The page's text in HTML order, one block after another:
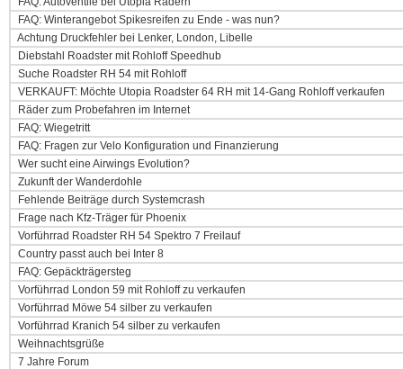
FAQ: Winterangebot Spikesreifen zu Ende - was nun?
Achtung Druckfehler bei Lenker, London, Libelle
Diebstahl Roadster mit Rohloff Speedhub
Suche Roadster RH 54 mit Rohloff
VERKAUFT: Möchte Utopia Roadster 64 RH mit 14-Gang Rohloff verkaufen
Räder zum Probefahren im Internet
FAQ: Wiegetritt
FAQ: Fragen zur Velo Konfiguration und Finanzierung
Wer sucht eine Airwings Evolution?
Zukunft der Wanderdohle
Fehlende Beiträge durch Systemcrash
Frage nach Kfz-Träger für Phoenix
Vorführrad Roadster RH 54 Spektro 7 Freilauf
Country passt auch bei Inter 8
FAQ: Gepäckträgersteg
Vorführrad London 59 mit Rohloff zu verkaufen
Vorführrad Möwe 54 silber zu verkaufen
Vorführrad Kranich 54 silber zu verkaufen
Weihnachtsgrüße
7 Jahre Forum